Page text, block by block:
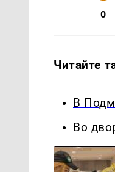
0
Читайте
В
Во